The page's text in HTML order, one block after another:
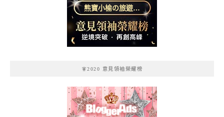
熊寶小榆の旅遊日
記
🧚2020 意見領袖榮耀榜